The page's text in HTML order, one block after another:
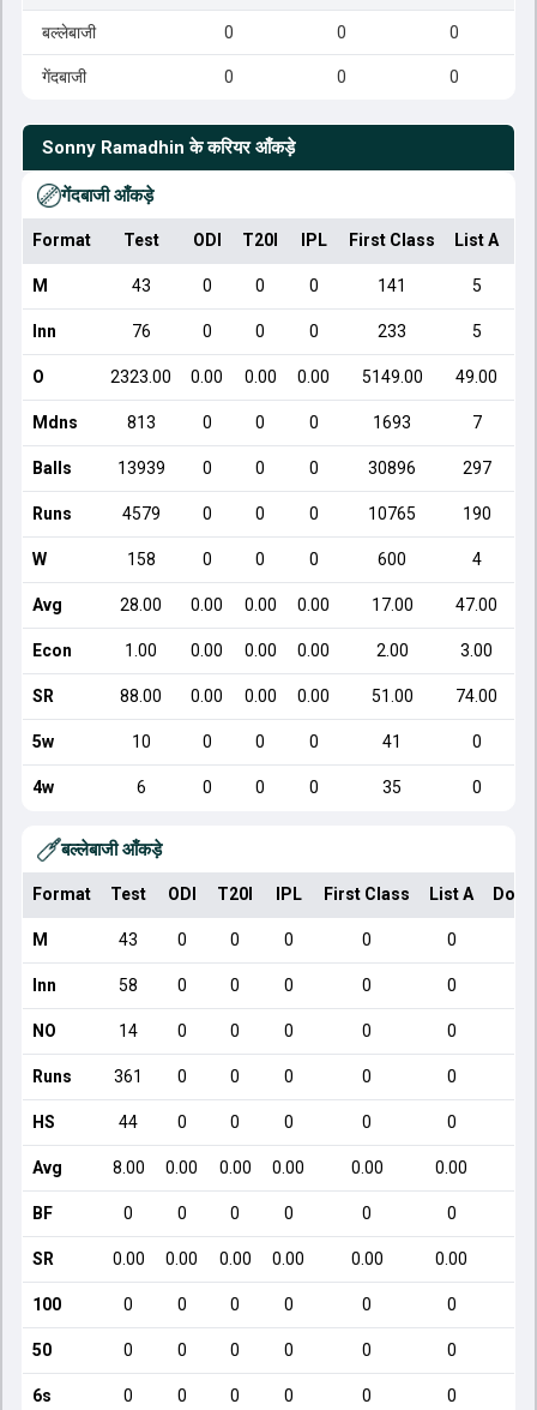
बल्लेबाजी 0 0 0
गेंदबाजी 0 0 0
Sonny Ramadhin के करियर आँकड़े
गेंदबाजी आँकड़े
Format Test ODI T20I IPL First Class List A
M 43 0 0 0 141 5
Inn 76 0 0 0 233 5
O 2323.00 0.00 0.00 0.00 5149.00 49.00
Mdns 813 0 0 0 1693 7
Balls 13939 0 0 0 30896 297
Runs 4579 0 0 0 10765 190
W 158 0 0 0 600 4
Avg 28.00 0.00 0.00 0.00 17.00 47.00
Econ 1.00 0.00 0.00 0.00 2.00 3.00
SR 88.00 0.00 0.00 0.00 51.00 74.00
5w 10 0 0 0 41 0
4w 6 0 0 0 35 0
बल्लेबाजी आँकड़े
Format Test ODI T20I IPL First Class List A
M 43 0 0 0 0 0
Inn 58 0 0 0 0 0
NO 14 0 0 0 0 0
Runs 361 0 0 0 0 0
HS 44 0 0 0 0 0
Avg 8.00 0.00 0.00 0.00 0.00 0.00
BF 0 0 0 0 0 0
SR 0.00 0.00 0.00 0.00 0.00 0.00
100 0 0 0 0 0 0
50 0 0 0 0 0 0
6s 0 0 0 0 0 0